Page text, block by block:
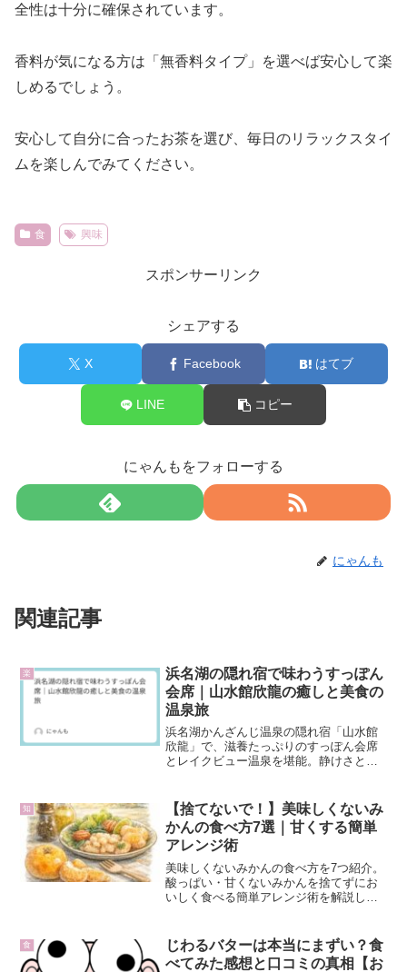
全性は十分に確保されています。
香料が気になる方は「無香料タイプ」を選べば安心して楽
しめるでしょう。
安心して自分に合ったお茶を選び、毎日のリラックスタイ
ムを楽しんでみてください。
食 興味
スポンサーリンク
シェアする
X Facebook はてブ
LINE コピー
にゃんもをフォローする
にゃんも
関連記事
楽
浜名湖の隠れ宿で味わうすっぽん
会席｜山水館欣龍の癒しと美食の
温泉旅
浜名湖かんざんじ温泉の隠れ宿「山水館
欣龍」で、滋養たっぷりのすっぽん会席
とレイクビュー温泉を堪能。静けさと美
知
【捨てないで！】美味しくないみ
かんの食べ方7選｜甘くする簡単
アレンジ術
美味しくないみかんの食べ方を7つ紹介。
酸っぱい・甘くないみかんを捨てずにお
いしく食べる簡単アレンジ術を解説しま
つ実用記事です。
食
じわるバターは本当にまずい？食
べてみた感想と口コミの真相【お